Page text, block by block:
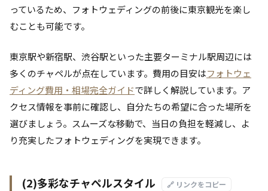
っているため、フォトウェディングの前後に東京観光を楽し
むことも可能です。
東京駅や新宿駅、渋谷駅といった主要ターミナル駅周辺には
多くのチャペルが点在しています。費用の目安はフォトウェ
ディング費用・相場完全ガイドで詳しく解説しています。ア
クセス情報を事前に確認し、自分たちの希望に合った場所を
選びましょう。スムーズな移動で、当日の負担を軽減し、よ
り充実したフォトウェディングを実現できます。
(2)多彩なチャペルスタイル 🔗 リンクをコピー